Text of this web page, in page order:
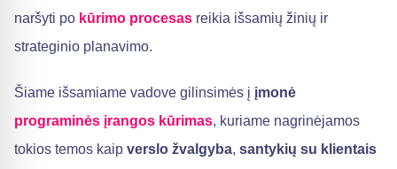
naršyti po kūrimo procesas reikia išsamių žinių ir
strateginio planavimo.
Šiame išsamiame vadove gilinsimės į įmonė
programinės įrangos kūrimas, kuriame nagrinėjamos
tokios temos kaip verslo žvalgyba, santykių su klientais